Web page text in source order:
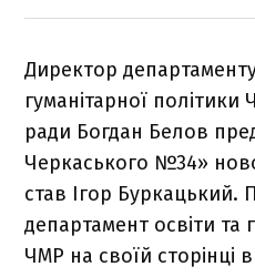
Директор
гуманітарної політики
ради Богдан Белов
Черкаського №34»
став Ігор Буркацький.
департамент освіти та
ЧМР на своїй сторінці в